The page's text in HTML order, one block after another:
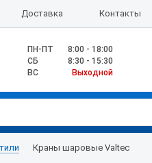
Доставка Контакты
ПН-ПТ
8:00 - 18:00
CБ
8:30 - 15:30
ВС
Выходной
Краны шаровые Valtec